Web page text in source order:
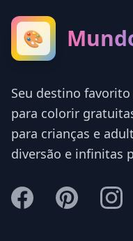
🎨
Seu destino
para colorir
para crianças e
diversão e infinitas